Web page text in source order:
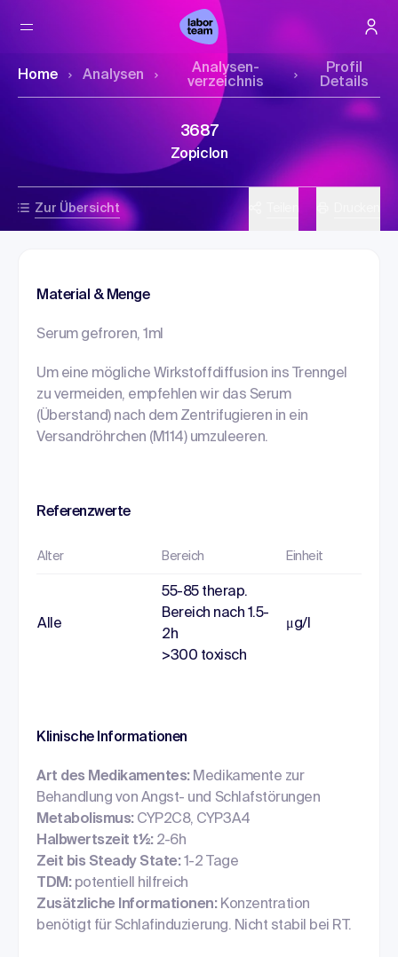
Home Analysen
Analysen­
verzeichnis
Profil
Details
Zur Übersicht
3687
Zopiclon
Material & Menge
Serum gefroren, 1ml
Um eine mögliche Wirkstoffdiffusion ins Trenngel
zu vermeiden, empfehlen wir das Serum
(Überstand) nach dem Zentrifugieren in ein
Versandröhrchen (M114) umzuleeren.
Referenzwerte
Alter Bereich Einheit
Alle
55-85 therap.
Bereich nach 1.5-
2h
>300 toxisch
μg/l
Klinische Informationen
Art des Medikamentes:Medikamente zur
Behandlung von Angst- und Schlafstörungen
Metabolismus:CYP2C8, CYP3A4
Halbwertszeit t½:2-6h
Zeit bis Steady State:1-2 Tage
TDM:potentiell hilfreich
Zusätzliche Informationen:Konzentration
benötigt für Schlafinduzierung. Nicht stabil bei RT.